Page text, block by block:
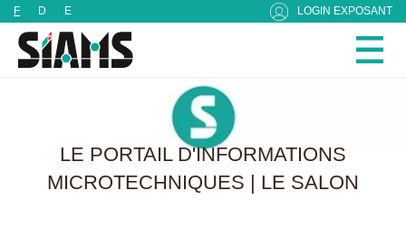
F D E LOGIN EXPOSANT
LE PORTAIL D'INFORMATIONS
MICROTECHNIQUES | LE SALON
Panneau de gestion des cookies